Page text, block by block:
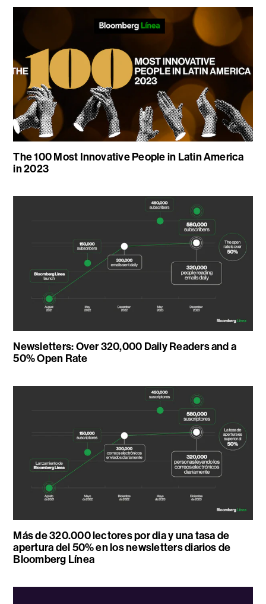
The 100 Most Innovative People in Latin America
in 2023
Newsletters: Over 320,000 Daily Readers and a
50% Open Rate
Más de 320.000 lectores por dia y una tasa de
apertura del 50% en los newsletters diarios de
Bloomberg Línea